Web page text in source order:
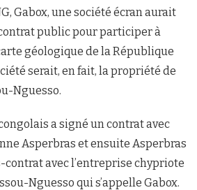
Gabox, une société écran aurait
public pour participer à
géologique de la République
serait, en fait, la propriété de
Nguesso.
a signé un contrat avec
Asperbras et ensuite Asperbras
contrat avec l’entreprise chypriote
Nguesso qui s’appelle Gabox.